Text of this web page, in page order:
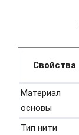
Свойства
Материал
основы
Тип нити